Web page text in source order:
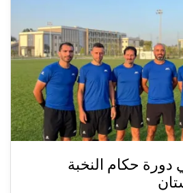
دورة حكام النخبة